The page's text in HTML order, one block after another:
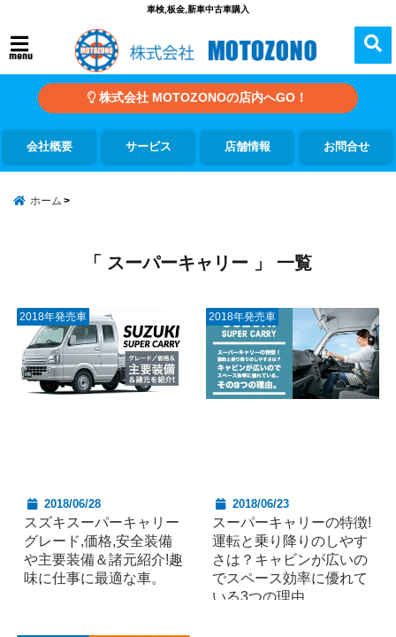
車検,板金,新車中古車購入
menu
株式会社 MOTOZONOの店内へGO！
会社概要 サービス 店舗情報 お問合せ
ホーム
「 スーパーキャリー 」 一覧
2018年発売車
2018/06/28
スズキスーパーキャリー
グレード,価格,安全装備
や主要装備＆諸元紹介!趣
味に仕事に最適な車。
2018年発売車
2018/06/23
スーパーキャリーの特徴!
運転と乗り降りのしやす
さは？キャビンが広いの
でスペース効率に優れて
いる3つの理由。